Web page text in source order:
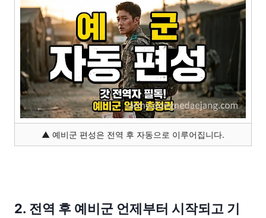
▲ 예비군 편성은 전역 후 자동으로 이루어집니다.
2. 전역 후 예비군 언제부터 시작되고 기